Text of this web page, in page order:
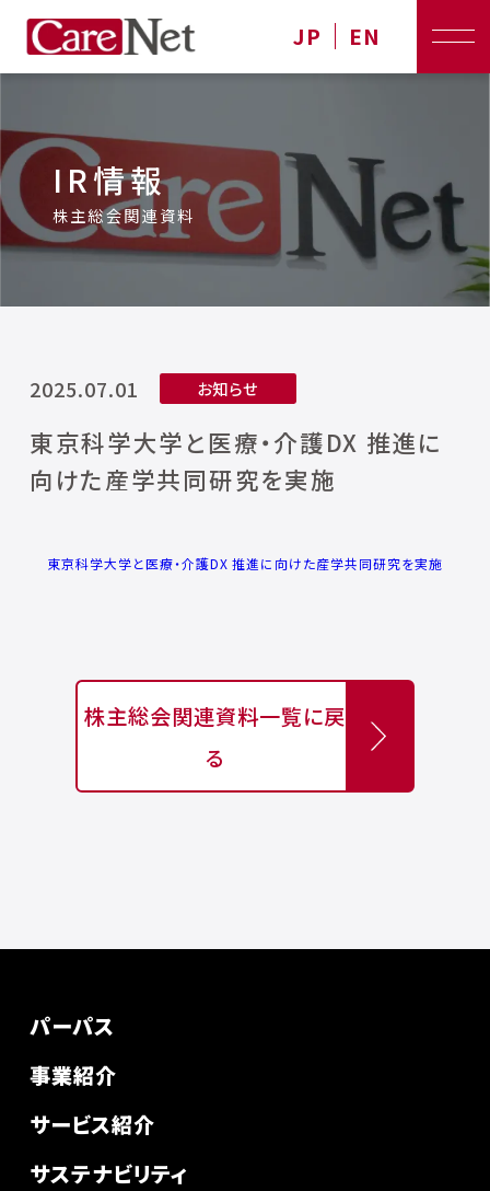
JP EN
IR情報
株主総会関連資料
2025.07.01 お知らせ
東京科学大学と医療・介護DX 推進に
向けた産学共同研究を実施
東京科学大学と医療・介護DX 推進に向けた産学共同研究を実施
株主総会関連資料一覧に戻
る
パーパス
事業紹介
サービス紹介
サステナビリティ